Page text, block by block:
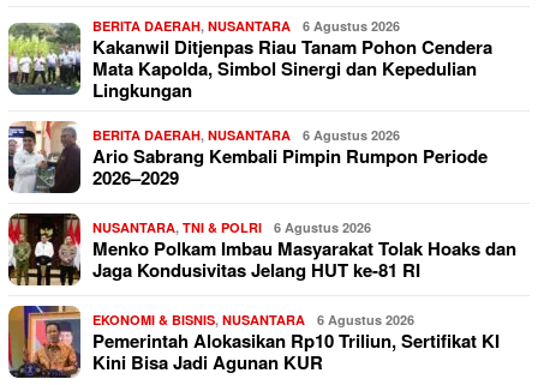
BERITA DAERAH, NUSANTARA 6 Agustus 2026
Kakanwil Ditjenpas Riau Tanam Pohon Cendera
Mata Kapolda, Simbol Sinergi dan Kepedulian
Lingkungan
BERITA DAERAH, NUSANTARA 6 Agustus 2026
Ario Sabrang Kembali Pimpin Rumpon Periode
2026–2029
NUSANTARA, TNI & POLRI 6 Agustus 2026
Menko Polkam Imbau Masyarakat Tolak Hoaks dan
Jaga Kondusivitas Jelang HUT ke-81 RI
EKONOMI & BISNIS, NUSANTARA 6 Agustus 2026
Pemerintah Alokasikan Rp10 Triliun, Sertifikat KI
Kini Bisa Jadi Agunan KUR